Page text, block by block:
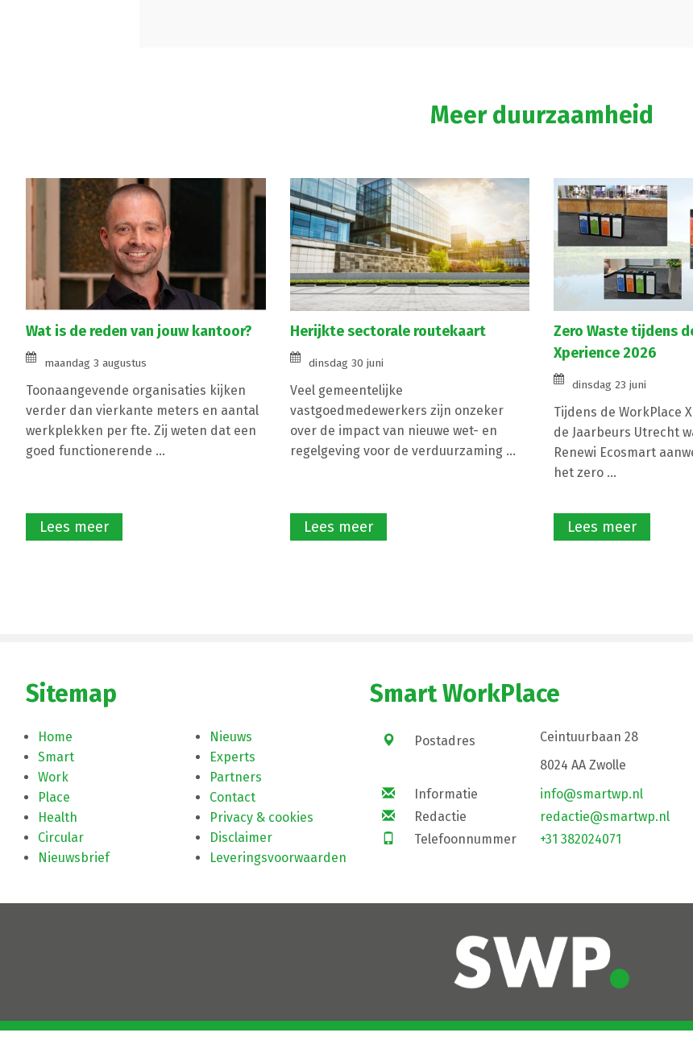
Meer duurzaamheid
Wat is de reden van jouw kantoor?
maandag 3 augustus
Toonaangevende organisaties kijken
verder dan vierkante meters en aantal
werkplekken per fte. Zij weten dat een
goed functionerende ...
Lees meer
Herijkte sectorale routekaart
dinsdag 30 juni
Veel gemeentelijke
vastgoedmedewerkers zijn onzeker
over de impact van nieuwe wet- en
regelgeving voor de verduurzaming ...
Lees meer
Zero Waste tijdens
Xperience 2026
dinsdag 23 juni
Tijdens de WorkPlace
de Jaarbeurs Utrecht
Renewi Ecosmart
het zero ...
Lees meer
Sitemap
Home
Smart
Work
Place
Health
Circular
Nieuwsbrief
Nieuws
Experts
Partners
Contact
Privacy & cookies
Disclaimer
Leveringsvoorwaarden
Smart WorkPlace
Postadres
Ceintuurbaan 28
8024 AA Zwolle
Informatie
info@smartwp.nl
Redactie
redactie@smartwp.nl
Telefoonnummer
+31 382024071